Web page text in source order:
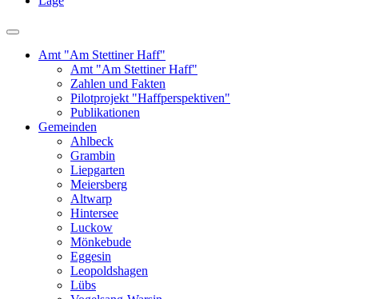
Amt "Am Stettiner Haff"
Amt "Am Stettiner Haff"
Zahlen und Fakten
Pilotprojekt "Haffperspektiven"
Publikationen
Gemeinden
Ahlbeck
Grambin
Liepgarten
Meiersberg
Altwarp
Hintersee
Luckow
Mönkebude
Eggesin
Leopoldshagen
Lübs